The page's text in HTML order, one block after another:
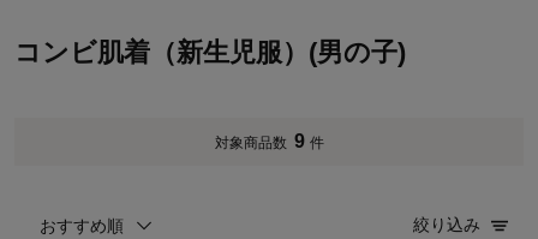
コンビ肌着（新生児服）(男の子)
対象商品数 9 件
おすすめ順 絞り込み